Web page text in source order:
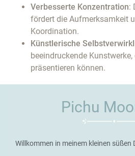
Verbesserte Konzentration:
fördert die Aufmerksamkeit
Koordination.
Künstlerische
beeindruckende
präsentieren können.
Pichu
Willkommen in meinem kleinen süßen